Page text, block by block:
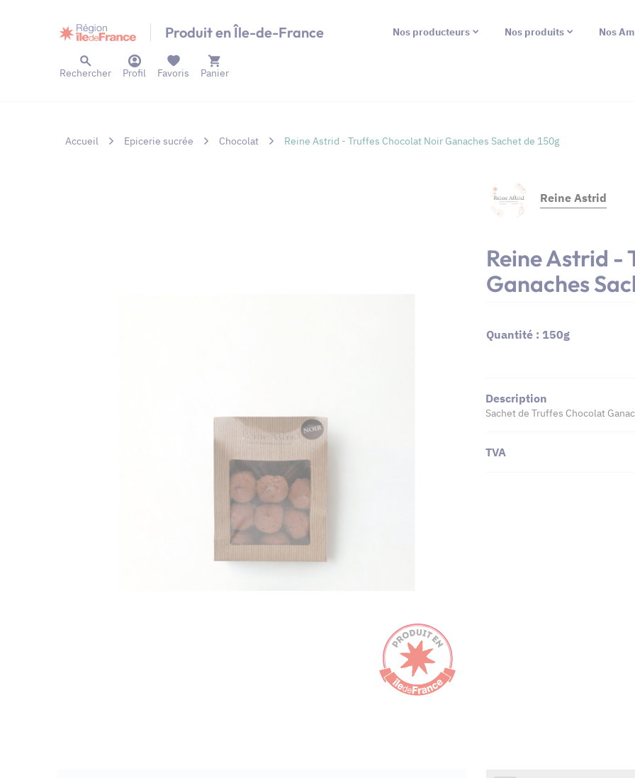
Produit en Île-de-France Nos producteurs Nos produits Nos
Rechercher Profil Panier
Favoris
Accueil Epicerie sucrée Chocolat Reine Astrid - Truffes Chocolat Noir Ganaches Sachet de 150g
Reine Astrid
Reine Astrid -
Ganaches
Quantité : 150g
Description
Sachet de Truffes Chocolat
TVA